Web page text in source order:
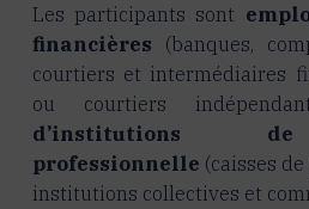
Les participants sont
financières (banques,
courtiers et intermédiaires
ou courtiers
d’institutions
professionnelle (caisses
institutions collectives et